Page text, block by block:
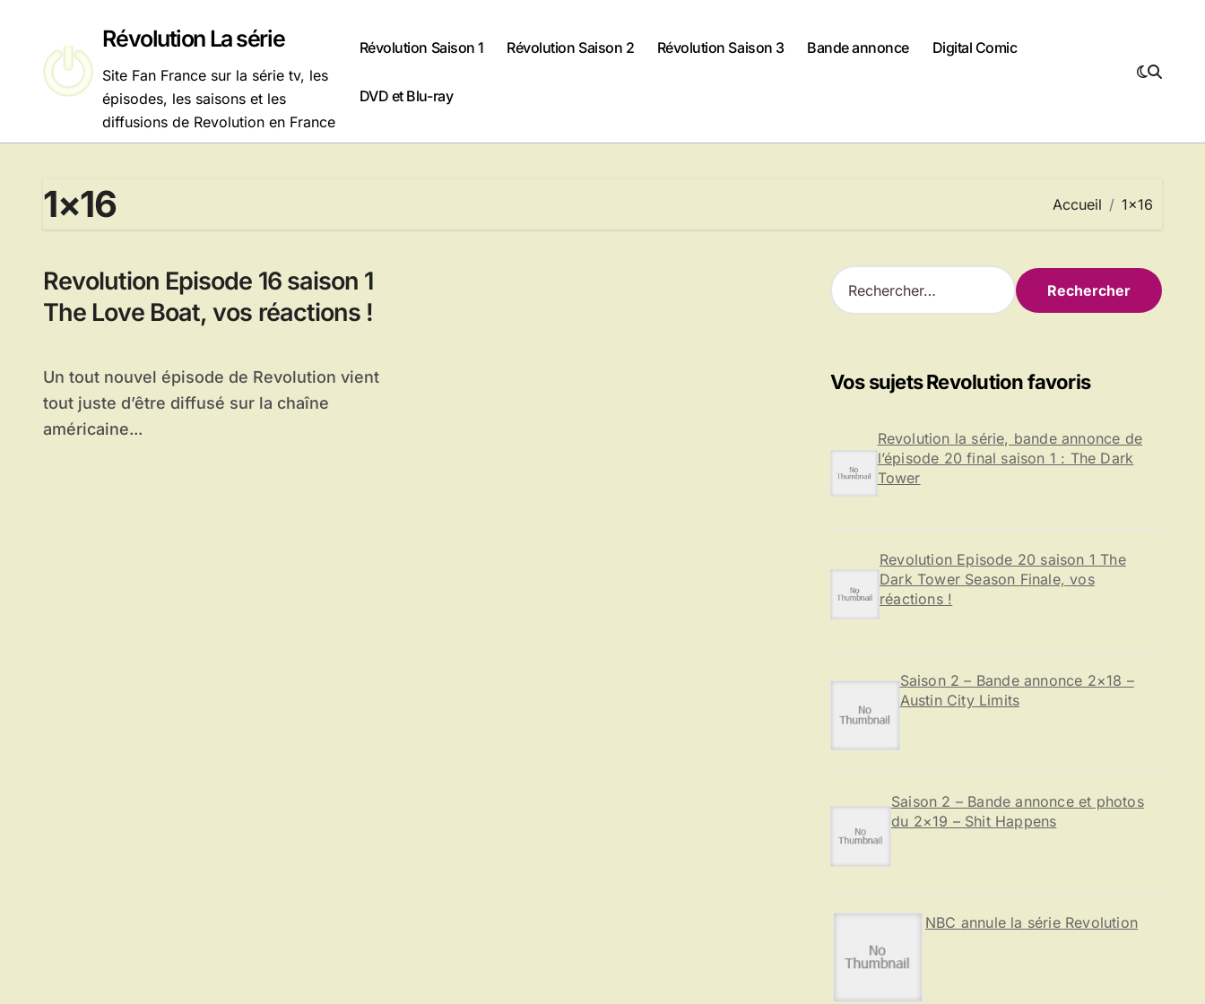
contenu
Révolution La série
Site Fan France sur la série tv, les
épisodes, les saisons et les
diffusions de Revolution en France
Révolution Saison 1 Révolution Saison 2 Révolution Saison 3 Bande annonce Digital Comic
DVD et Blu-ray
1×16 Accueil 1×16
Revolution Episode 16 saison 1
The Love Boat, vos réactions !
Un tout nouvel épisode de Revolution vient
tout juste d’être diffusé sur la chaîne
américaine...
R
e
r
c
r
Vos sujets Revolution favoris
Revolution la série, bande annonce de
l’épisode 20 final saison 1 : The Dark
Tower
Revolution Episode 20 saison 1 The
Dark Tower Season Finale, vos
réactions !
Saison 2 – Bande annonce 2×18 –
Austin City Limits
Saison 2 – Bande annonce et photos
du 2×19 – Shit Happens
NBC annule la série Revolution